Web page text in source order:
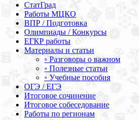
СтатГрад
Работы МЦКО
ВПР / Подготовка
Олимпиады / Конкурсы
ЕГКР работы
Материалы и статьи
◦ Разговоры о важном
◦ Полезные статьи
◦ Учебные пособия
ОГЭ / ЕГЭ
Итоговое сочинение
Итоговое собеседование
Работы по регионам